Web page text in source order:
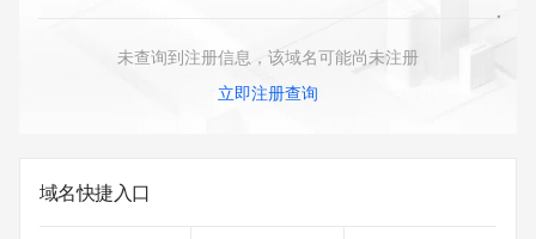
未查询到注册信息，该域名可能尚未注册
立即注册查询
域名快捷入口